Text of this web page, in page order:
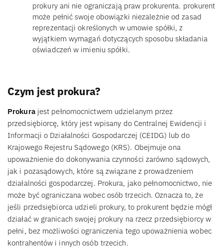
prokury ani nie ograniczają praw prokurenta. prokurent
może pełnić swoje obowiązki niezależnie od zasad
reprezentacji określonych w umowie spółki, z
wyjątkiem wymagań dotyczących sposobu składania
oświadczeń w imieniu spółki.
Czym jest prokura?
Prokurajest pełnomocnictwem udzielanym przez
przedsiębiorcę, który jest wpisany do Centralnej Ewidencji i
Informacji o Działalności Gospodarczej (CEIDG) lub do
Krajowego Rejestru Sądowego (KRS). Obejmuje ona
upoważnienie do dokonywania czynności zarówno sądowych,
jak i pozasądowych, które są związane z prowadzeniem
działalności gospodarczej. Prokura, jako pełnomocnictwo, nie
może być ograniczana wobec osób trzecich. Oznacza to, że
jeśli przedsiębiorca udzieli prokury, to prokurent będzie mógł
działać w granicach swojej prokury na rzecz przedsiębiorcy w
pełni, bez możliwości ograniczenia tego upoważnienia wobec
kontrahentów i innych osób trzecich.